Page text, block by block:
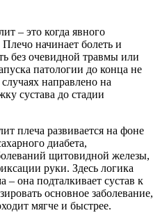
– это когда явного
начинает болеть и
без очевидной травмы или
патологии до конца не
направлено на
сустава до стадии
плеча развивается на фоне
диабета,
щитовидной железы,
руки. Здесь логика
– она подталкивает сустав к
основное заболевание,
мягче и быстрее.